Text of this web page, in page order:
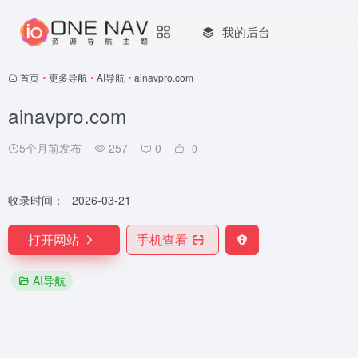
我的后台
首页 • 更多导航 • AI导航 • ainavpro.com
ainavpro.com
5个月前发布 257 0 0
收录时间： 2026-03-21
打开网站 手机查看
AI导航